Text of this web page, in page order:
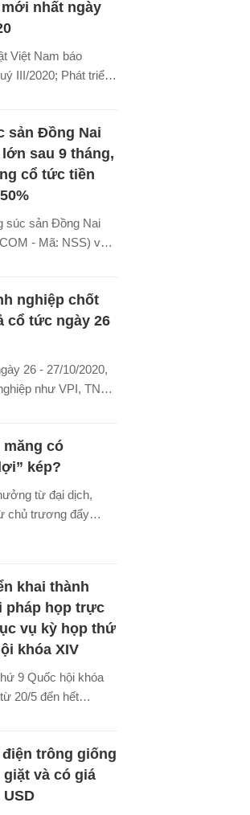
“Vật liệu xanh-
nhất ngày
Việt Nam báo
III/2020; Phát triển
thức đấu giá;
chốt ngày giao
quyền nhận cổ
là những tin tức
2020.
sản Đồng Nai
lớn sau 9 tháng,
cổ tức tiền
súc sản Đồng Nai
- Mã: NSS) vừa
vượt mức kế hoạch
nghiệp chốt
cổ tức ngày 26
26 - 27/10/2020,
như VPI, TNG,
tiền/cổ phiếu và
thưởng đợt cuối
đợt đầu năm 2020.
măng có
kép?
từ đại dịch,
chủ trương đẩy
gian tới.
khai thành
pháp họp trực
vụ kỳ họp thứ
khóa XIV
9 Quốc hội khóa
20/5 đến hết
các đơn vị thuộc
hội triển khai kết
cho các phiên
trông giống
và có giá
USD